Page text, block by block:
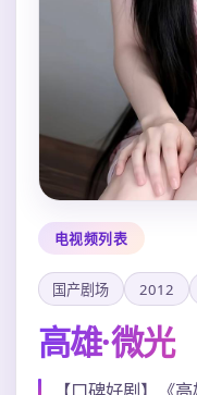
电视频列表
国产剧场 2012
高雄·微光